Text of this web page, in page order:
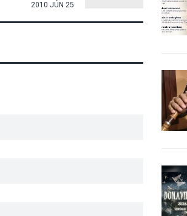
2010 JÚN 25